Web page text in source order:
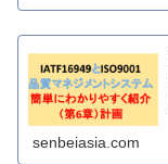
senbeiasia.com